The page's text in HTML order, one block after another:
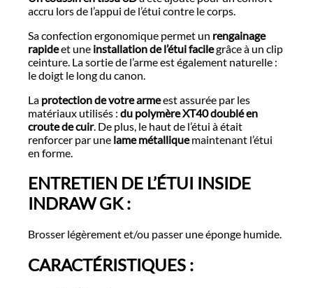
accru lors de l’appui de l’étui contre le corps.
Sa confection ergonomique permet un rengainage
rapideet une installation de l’étui facilegrâce à un clip
ceinture. La sortie de l’arme est également naturelle :
le doigt le long du canon.
La protection de votre armeest assurée par les
matériaux utilisés : du polymère XT40 doublé en
croute de cuir. De plus, le haut de l’étui à était
renforcer par une lame métalliquemaintenant l’étui
en forme.
ENTRETIEN DE L’ÉTUI INSIDE
INDRAW GK :
Brosser légèrement et/ou passer une éponge humide.
CARACTÉRISTIQUES :